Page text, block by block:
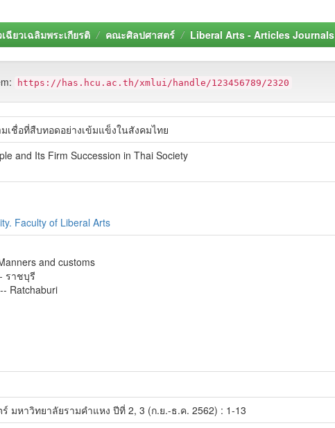
ฉียวเฉลิมพระเกียรติ คณะศิลปศาสตร์ Liberal Arts - Articles Journals
https://has.hcu.ac.th/xmlui/handle/123456789/2320
ชื่อที่สืบทอดอย่างเข้มแข็งในสังคมไทย
and Its Firm Succession in Thai Society
Faculty of Liberal Arts
and customs
ราชบุรี
Ratchaburi
มหาวิทยาลัยรามคําแหง ปีที่ 2, 3 (ก.ย.-ธ.ค. 2562) : 1-13